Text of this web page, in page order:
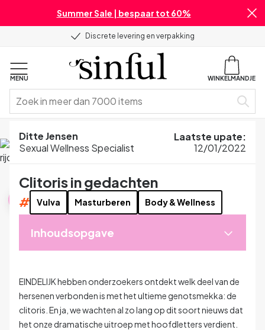
Summer Sale | bespaar tot 60%
Discrete levering en verpakking
MENU WINKELMANDJE
Seksuele Gezondheid
Ditte Jensen
Sexual Wellness Specialist
Laatste upate:
12/01/2022
Clitoris in gedachten
# Vulva Masturberen Body & Wellness
Inhoudsopgave
EINDELIJK hebben onderzoekers ontdekt welk deel van de
hersenen verbonden is met het ultieme genotsmekka: de
clitoris. En ja, we wachten al zo lang op dit soort nieuws dat
het onze dramatische uitroep met hoofdletters verdient.